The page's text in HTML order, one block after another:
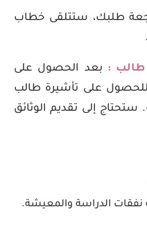
طلبك، ستتلقى خطاب
طالب : بعد الحصول على
على تأشيرة طالب
ستحتاج إلى تقديم الوثائق
نفقات الدراسة والمعيشة.